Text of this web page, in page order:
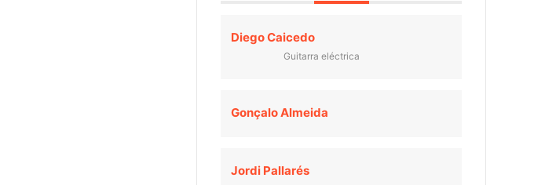
Diego Caicedo
Guitarra eléctrica
Gonçalo Almeida
Jordi Pallarés